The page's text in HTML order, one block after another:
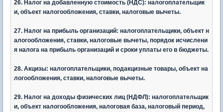
26. Налог на добавленную стоимость (НДС): налогоплательщик
и, объект налогообложения, ставки, налоговые вычеты.
27. Налог на прибыль организаций: налогоплательщики, объект н
алогообложения, ставки, налоговые вычеты, порядок исчислени
я налога на прибыль организаций и сроки уплаты его в бюджеты.
28. Акцизы: налогоплательщики, подакцизные товары, объект на
логообложения, ставки, налоговые вычеты.
29. Налог на доходы физических лиц (НДФЛ): налогоплательщик
и, объект налогообложения, налоговая база, налоговый период,